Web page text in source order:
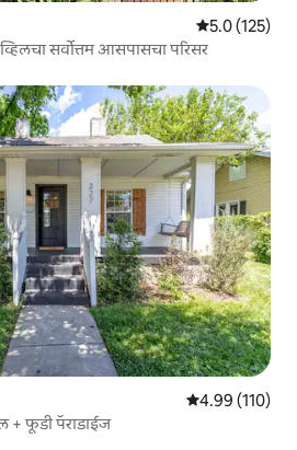
5 पैकी 5.0
5.0 (125)
सर्वोत्तम आसपासचा परिसर
5 पैकी 4.99
4.99 (110)
+ फूडी पॅराडाईज